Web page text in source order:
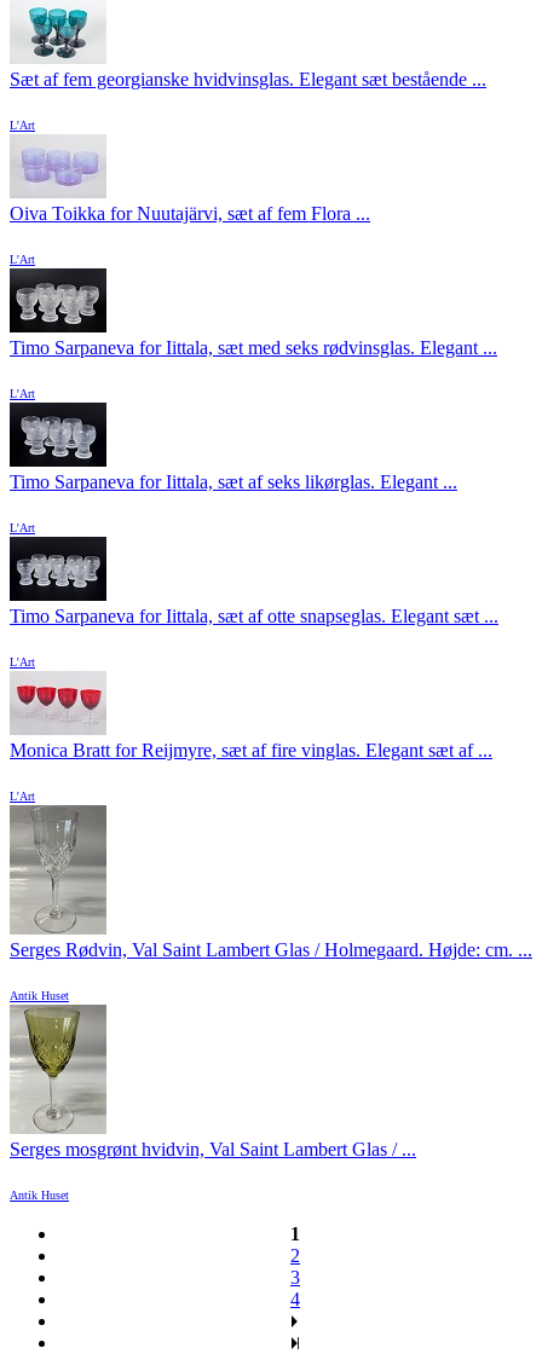
Sæt af fem georgianske hvidvinsglas. Elegant sæt bestående ...
L'Art
Oiva Toikka for Nuutajärvi, sæt af fem Flora ...
L'Art
Timo Sarpaneva for Iittala, sæt med seks rødvinsglas. Elegant ...
L'Art
Timo Sarpaneva for Iittala, sæt af seks likørglas. Elegant ...
L'Art
Timo Sarpaneva for Iittala, sæt af otte snapseglas. Elegant sæt ...
L'Art
Monica Bratt for Reijmyre, sæt af fire vinglas. Elegant sæt af ...
L'Art
Serges Rødvin, Val Saint Lambert Glas / Holmegaard. Højde: cm. ...
Antik Huset
Serges mosgrønt hvidvin, Val Saint Lambert Glas / ...
Antik Huset
1
2
3
4